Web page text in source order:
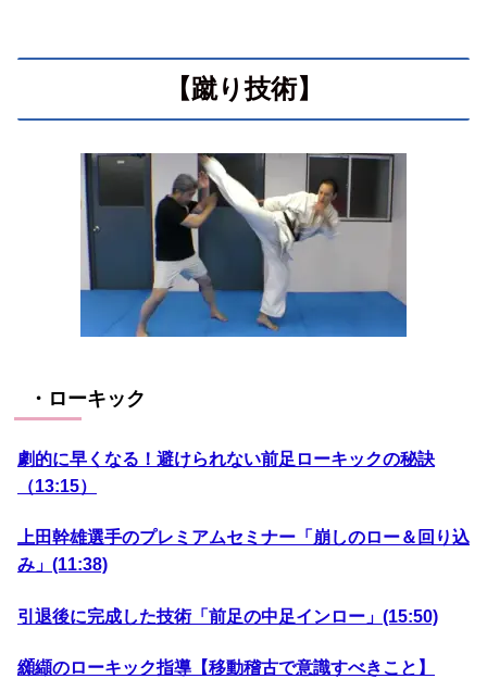
【蹴り技術】
・ローキック
劇的に早くなる！避けられない前足ローキックの秘訣
（13:15）
上田幹雄選手のプレミアムセミナー「崩しのロー＆回り込
み」(11:38)
引退後に完成した技術「前足の中足インロー」(15:50)
纐纈のローキック指導【移動稽古で意識すべきこと】